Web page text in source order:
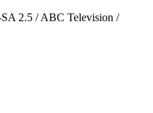
2.5 / ABC Television /